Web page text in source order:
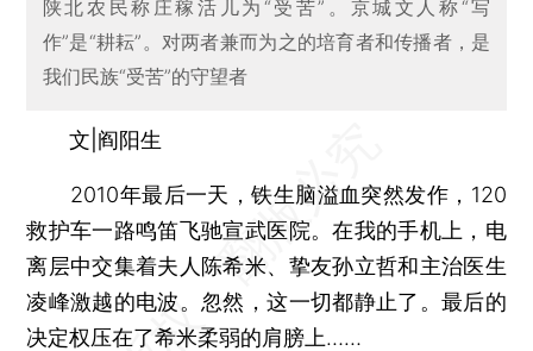
陕北农民称庄稼活儿为“受苦”。京城文人称“写
作”是“耕耘”。对两者兼而为之的培育者和传播者，是
我们民族“受苦”的守望者
文|阎阳生
2010年最后一天，铁生脑溢血突然发作，120
救护车一路鸣笛飞驰宣武医院。在我的手机上，电
离层中交集着夫人陈希米、挚友孙立哲和主治医生
凌峰激越的电波。忽然，这一切都静止了。最后的
决定权压在了希米柔弱的肩膀上……